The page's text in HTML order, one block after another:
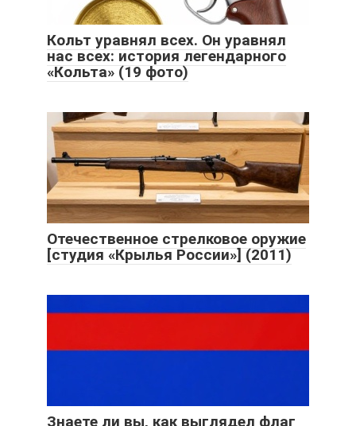
Кольт уравнял всех. Он уравнял
нас всех: история легендарного
«Кольта» (19 фото)
Отечественное стрелковое оружие
[студия «Крылья России»] (2011)
Знаете ли вы, как выглядел флаг